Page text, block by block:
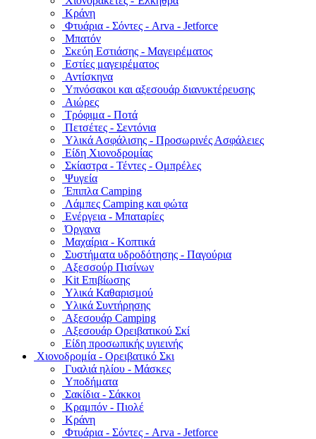
Κράνη
Φτυάρια - Σόντες - Arva - Jetforce
Μπατόν
Σκεύη Εστιάσης - Μαγειρέματος
Εστίες μαγειρέματος
Αντίσκηνα
Υπνόσακοι και αξεσουάρ διανυκτέρευσης
Αιώρες
Τρόφιμα - Ποτά
Πετσέτες - Σεντόνια
Υλικά Ασφάλισης - Προσωρινές Ασφάλειες
Είδη Χιονοδρομίας
Σκίαστρα - Τέντες - Ομπρέλες
Ψυγεία
Έπιπλα Camping
Λάμπες Camping και φώτα
Ενέργεια - Μπαταρίες
Όργανα
Μαχαίρια - Κοπτικά
Συστήματα υδροδότησης - Παγούρια
Αξεσσούρ Πισίνων
Kit Επιβίωσης
Υλικά Καθαρισμού
Υλικά Συντήρησης
Αξεσουάρ Camping
Αξεσουάρ Ορειβατικού Σκί
Είδη προσωπικής υγιεινής
Χιονοδρομία - Ορειβατικό Σκι
Γυαλιά ηλίου - Μάσκες
Υποδήματα
Σακίδια - Σάκκοι
Κραμπόν - Πιολέ
Κράνη
Φτυάρια - Σόντες - Arva - Jetforce